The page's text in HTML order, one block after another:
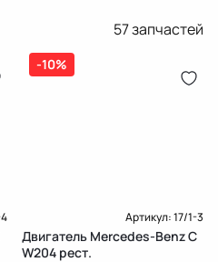
57запчастей
-10%
Артикул:17/1-3
Двигатель Mercedes-Benz C
W204 рест.